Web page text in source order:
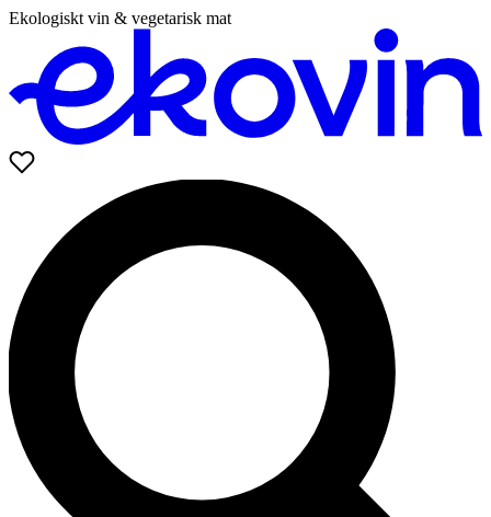
Ekologiskt vin & vegetarisk mat